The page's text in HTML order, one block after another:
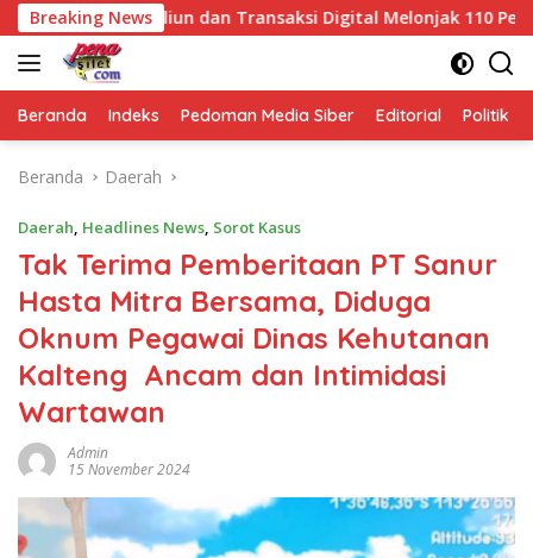
Langsung
ke
konten
Breaking News
Triliun dan Transaksi Digital Melonjak 110 Persen
Beranda Indeks Pedoman Media Siber Editorial Politik
Beranda Daerah
Daerah, Headlines News, Sorot Kasus
Tak Terima Pemberitaan PT Sanur
Hasta Mitra Bersama, Diduga
Oknum Pegawai Dinas Kehutanan
Kalteng Ancam dan Intimidasi
Wartawan
Admin
15 November 2024